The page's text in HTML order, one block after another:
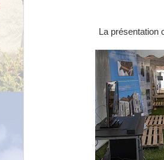
La présentation